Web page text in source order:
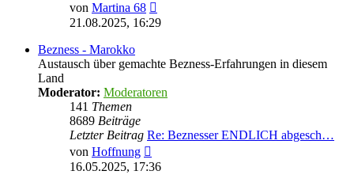
von Martina 68
Beitrag
21.08.2025, 16:29
Bezness - Marokko
Austausch über gemachte Bezness-Erfahrungen in diesem
Land
Moderator: Moderatoren
141 Themen
8689 Beiträge
Letzter Beitrag Re: Beznesser ENDLICH abgesch…
von Hoffnung
Beitrag
16.05.2025, 17:36